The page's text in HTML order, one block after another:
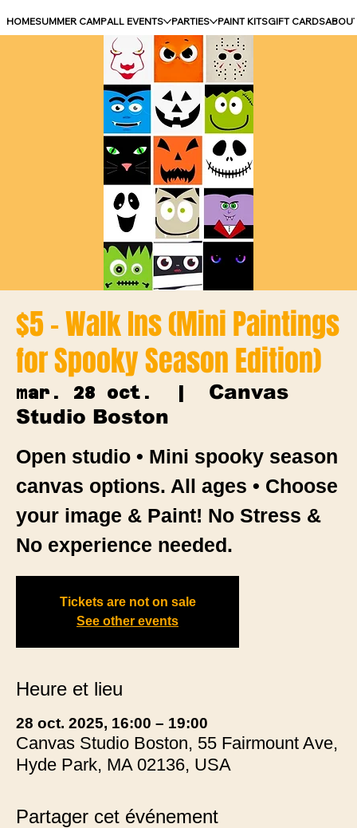
HOMESUMMER CAMPALL EVENTS PARTIES PAINT KITSGIFT CARDS
$5 - Walk Ins (Mini Paintings
for Spooky Season Edition)
mar. 28 oct.
  |
Canvas
Studio Boston
Open studio • Mini spooky season
canvas options. All ages • Choose
your image & Paint! No Stress &
No experience needed.
Tickets are not on sale
See other events
Heure et lieu
28 oct. 2025, 16:00 – 19:00
Canvas Studio Boston, 55 Fairmount Ave,
Hyde Park, MA 02136, USA
Partager cet événement